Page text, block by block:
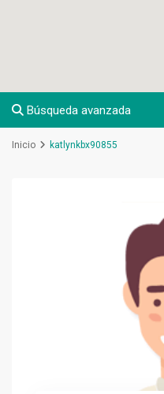
Búsqueda avanzada
Inicio katlynkbx90855